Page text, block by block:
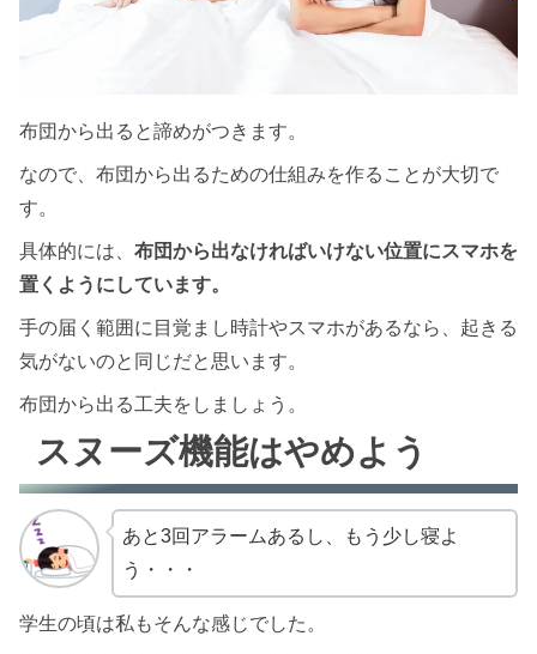
布団から出ると諦めがつきます。
なので、布団から出るための仕組みを作ることが大切で
す。
具体的には、 布団から出なければいけない位置にスマホを
置くようにしています。
手の届く範囲に目覚まし時計やスマホがあるなら、起きる
気がないのと同じだと思います。
布団から出る工夫をしましょう。
スヌーズ機能はやめよう
あと3回アラームあるし、もう少し寝よ
う・・・
学生の頃は私もそんな感じでした。